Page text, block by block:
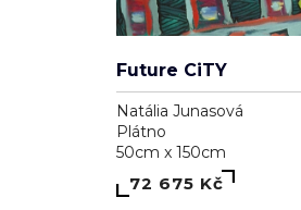
Future CiTY
Natália Junasová
Plátno
50cm x 150cm
72 675 Kč